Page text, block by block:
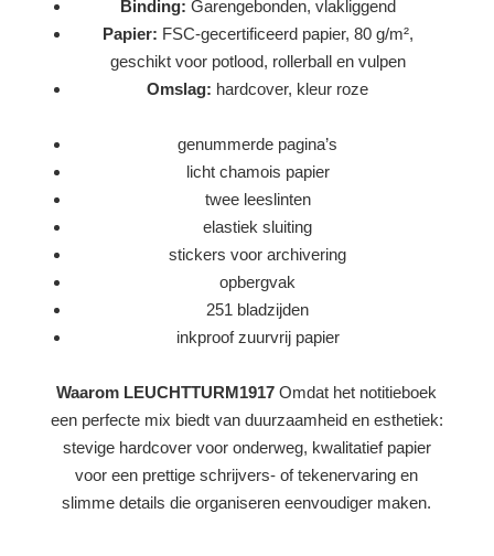
Binding: Garengebonden, vlakliggend
Papier: FSC-gecertificeerd papier, 80 g/m²,
geschikt voor potlood, rollerball en vulpen
Omslag: hardcover, kleur roze
genummerde pagina’s
licht chamois papier
twee leeslinten
elastiek sluiting
stickers voor archivering
opbergvak
251 bladzijden
inkproof zuurvrij papier
Waarom LEUCHTTURM1917 Omdat het notitieboek
een perfecte mix biedt van duurzaamheid en esthetiek:
stevige hardcover voor onderweg, kwalitatief papier
voor een prettige schrijvers- of tekenervaring en
slimme details die organiseren eenvoudiger maken.